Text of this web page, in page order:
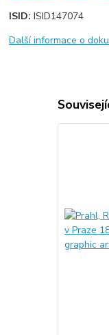
ISID:ISID147074
Další informace o